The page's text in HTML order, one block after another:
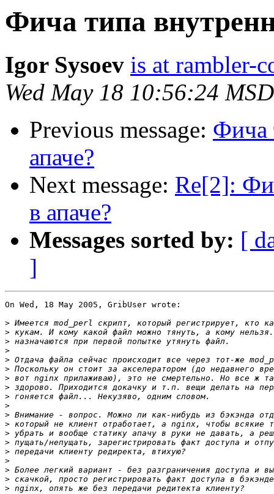
Фича типа
Igor Sysoev is at rambler-
Wed May 18 10:56:24
Previous message: Фича
апаче?
Next message: Re[2]:
в апаче?
Messages sorted by: [
]
On Wed, 18 May 2005, GribUser wrote:
>
>
>
>
>
>
>
>
>
>
>
>
>
>
>
>
>
>
>